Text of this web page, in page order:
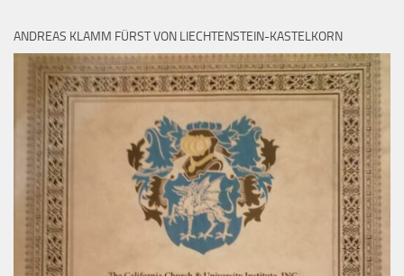
ANDREAS KLAMM FÜRST VON LIECHTENSTEIN-KASTELKORN